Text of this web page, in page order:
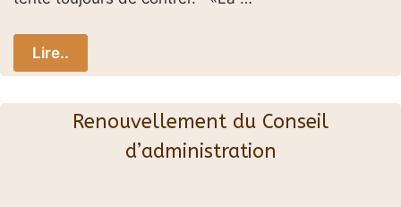
Lire..
Renouvellement du Conseil
d’administration